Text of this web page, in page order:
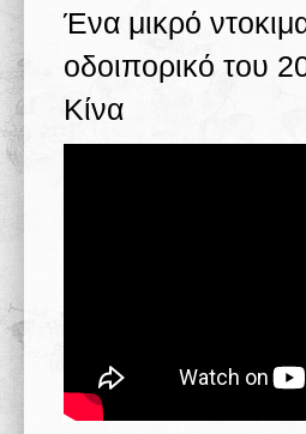
Εκπαίδευση 武
Σχολές 学校
Ένα μικρό
οδοιπορικό του
Κίνα